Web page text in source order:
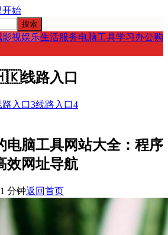
开始
搜索
影视娱乐生活服务电脑工具学习办公购
线路入口
路入口3线路入口4
电脑工具网站大全：程序
效网址导航
1 分钟返回首页